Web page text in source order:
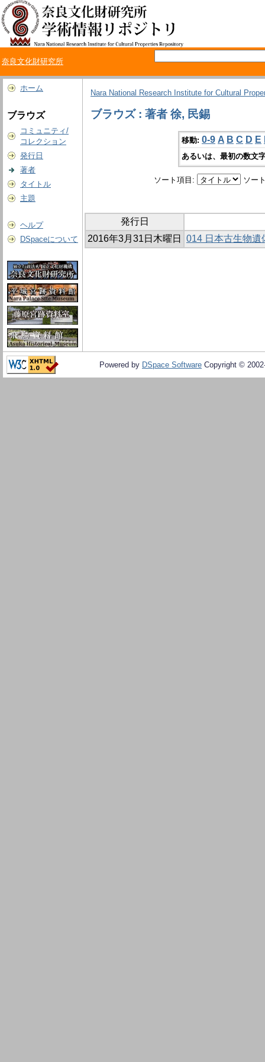
奈良文化財研究所
ホーム
ブラウズ
コミュニティ/
コレクション
発行日
著者
タイトル
主題
ヘルプ
DSpaceについて
Nara National Research Institute for Cultural
ブラウズ : 著者 徐, 民錫
移動: 0-9 A B C D E
あるいは、最初の数文
ソート項目: ソー
発行日
2016年3月31日木曜日
014 日本古生物遺
Powered by DSpace Software Copyright ©